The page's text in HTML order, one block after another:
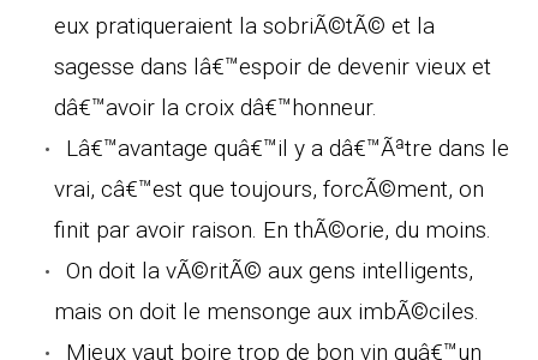
eux pratiqueraient la sobriÃ©tÃ© et la
sagesse dans lâ€™espoir de devenir vieux et
dâ€™avoir la croix dâ€™honneur.
Lâ€™avantage quâ€™il y a dâ€™Ãªtre dans le
vrai, câ€™est que toujours, forcÃ©ment, on
finit par avoir raison. En thÃ©orie, du moins.
On doit la vÃ©ritÃ© aux gens intelligents,
mais on doit le mensonge aux imbÃ©ciles.
Mieux vaut boire trop de bon vin quâ€™un